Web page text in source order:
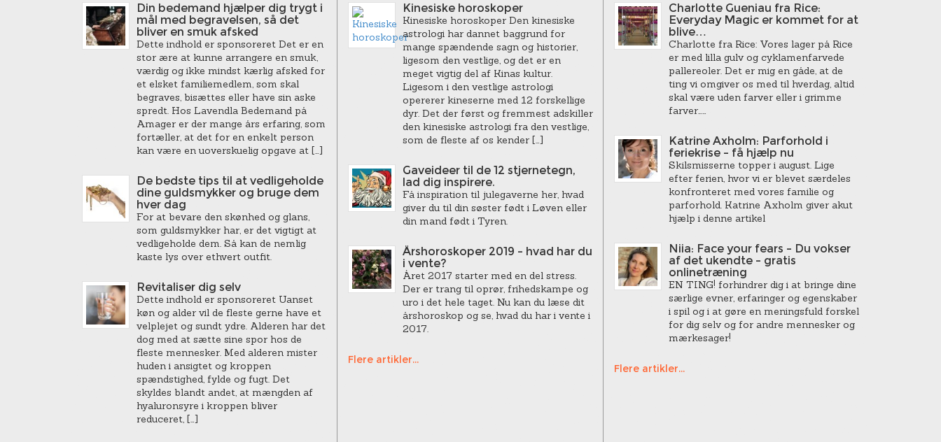
Din bedemand hjælper dig trygt i
mål med begravelsen, så det
bliver en smuk afsked
Dette indhold er sponsoreret Det er en
stor ære at kunne arrangere en smuk,
værdig og ikke mindst kærlig afsked for
et elsket familiemedlem, som skal
begraves, bisættes eller have sin aske
spredt. Hos Lavendla Bedemand på
Amager er der mange års erfaring, som
fortæller, at det for en enkelt person
kan være en uoverskuelig opgave at […]
De bedste tips til at vedligeholde
dine guldsmykker og bruge dem
hver dag
For at bevare den skønhed og glans,
som guldsmykker har, er det vigtigt at
vedligeholde dem. Så kan de nemlig
kaste lys over ethvert outfit.
Revitaliser dig selv
Dette indhold er sponsoreret Uanset
køn og alder vil de fleste gerne have et
velplejet og sundt ydre. Alderen har det
dog med at sætte sine spor hos de
fleste mennesker. Med alderen mister
huden i ansigtet og kroppen
spændstighed, fylde og fugt. Det
skyldes blandt andet, at mængden af
hyaluronsyre i kroppen bliver
reduceret, […]
Kinesiske horoskoper
Kinesiske horoskoper Den kinesiske
astrologi har dannet baggrund for
mange spændende sagn og historier,
ligesom den vestlige, og det er en
meget vigtig del af Kinas kultur.
Ligesom i den vestlige astrologi
opererer kineserne med 12 forskellige
dyr. Det der først og fremmest adskiller
den kinesiske astrologi fra den vestlige,
som de fleste af os kender […]
Gaveideer til de 12 stjernetegn,
lad dig inspirere.
Få inspiration til julegaverne her, hvad
giver du til din søster født i Løven eller
din mand født i Tyren.
Årshoroskoper 2019 – hvad har du
i vente?
Året 2017 starter med en del stress.
Der er trang til oprør, frihedskampe og
uro i det hele taget. Nu kan du læse dit
årshoroskop og se, hvad du har i vente i
2017.
Flere artikler...
Charlotte Gueniau fra Rice:
Everyday Magic er kommet for at
blive…
Charlotte fra Rice: Vores lager på Rice
er med lilla gulv og cyklamenfarvede
pallereoler. Det er mig en gåde, at de
ting vi omgiver os med til hverdag, altid
skal være uden farver eller i grimme
farver……
Katrine Axholm: Parforhold i
feriekrise – få hjælp nu
Skilsmisserne topper i august. Lige
efter ferien, hvor vi er blevet særdeles
konfronteret med vores familie og
parforhold. Katrine Axholm giver akut
hjælp i denne artikel
Niia: Face your fears – Du vokser
af det ukendte – gratis
onlinetræning
EN TING! forhindrer dig i at bringe dine
særlige evner, erfaringer og egenskaber
i spil og i at gøre en meningsfuld forskel
for dig selv og for andre mennesker og
mærkesager!
Flere artikler...